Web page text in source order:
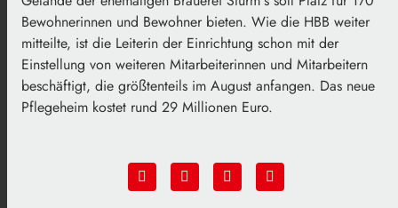
Bewohnerinnen und Bewohner bieten. Wie die HBB weiter
mitteilte, ist die Leiterin der Einrichtung schon mit der
Einstellung von weiteren Mitarbeiterinnen und Mitarbeitern
beschäftigt, die größtenteils im August anfangen. Das neue
Pflegeheim kostet rund 29 Millionen Euro.